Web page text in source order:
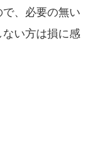
、必要の無い
い方は損に感